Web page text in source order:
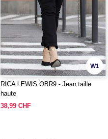
W1
RICA LEWIS OBR9 - Jean taille
haute
38,99 CHF